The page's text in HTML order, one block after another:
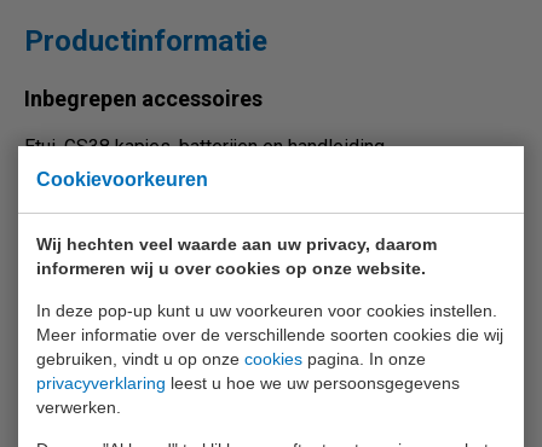
Cookievoorkeuren
Wij hechten veel waarde aan uw privacy, daarom
informeren wij u over cookies op onze website.
In deze pop-up kunt u uw voorkeuren voor cookies instellen.
Meer informatie over de verschillende soorten cookies die wij
gebruiken, vindt u op onze cookies pagina. In onze
privacyverklaring leest u hoe we uw persoonsgegevens
verwerken.
Productinformatie
Inbegrepen accessoires
Etui, GS38 kapjes, batterijen en handleiding.
Megger MPU690
Reserve 4 mm opzet punten (071418, per 10 stuks)